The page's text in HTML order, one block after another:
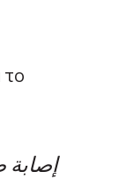
إصابة